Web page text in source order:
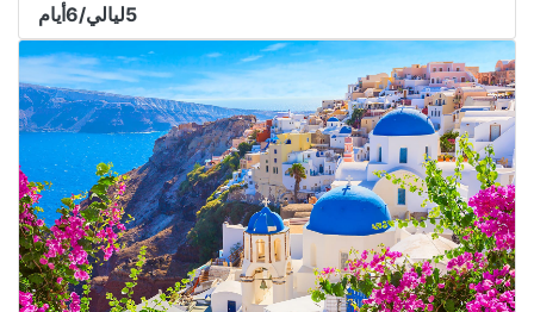
5ليالي/6أيام